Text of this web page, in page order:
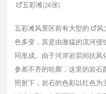
五彩滩(26张)
五彩滩风景区前有大型的 风
色多变，其是由激猛的流河侵
同形成。由于河岸岩层间抗风
参差不齐的轮廓，这里的岩
照射下，岩石的色彩以红色为